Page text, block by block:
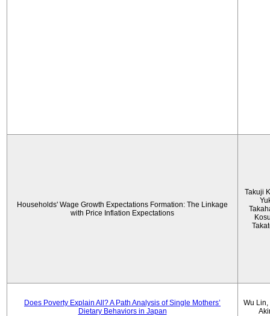
Households' Wage Growth Expectations Formation: The Linkage
with Price Inflation Expectations
Takuji
Does Poverty Explain All? A Path Analysis of Single Mothers’
Dietary Behaviors in Japan
Wu Lin,